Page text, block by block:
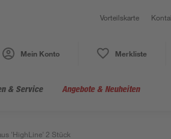
Vorteilskarte
Mein Konto Merkliste
& Service Angebote & Neuheiten
'HighLine' 2 Stück